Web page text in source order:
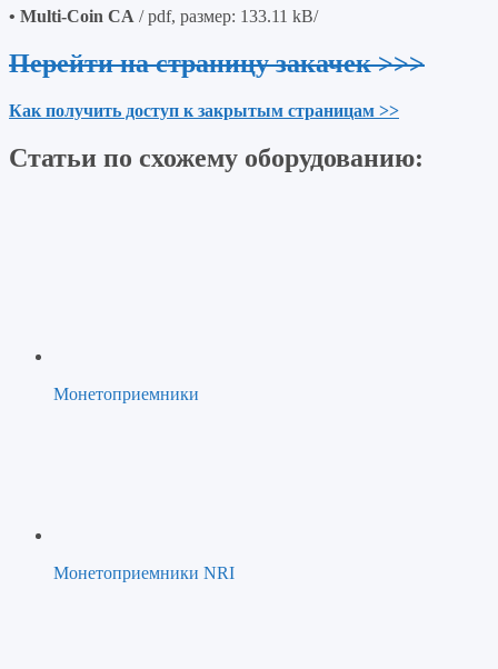
• Multi-Coin CA / pdf, размер: 133.11 kB/
Перейти на страницу закачек >>>
Как получить доступ к закрытым страницам >>
Статьи по схожему оборудованию:
Монетоприемники
Монетоприемники NRI